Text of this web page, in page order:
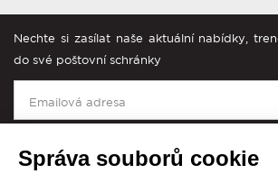
Nechte si zasílat naše aktuální nabídky,
do své poštovní schránky
Správa souborů cookie